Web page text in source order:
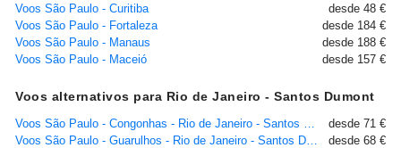
Voos São Paulo - Curitiba
desde 48 €
Voos São Paulo - Fortaleza
desde 184 €
Voos São Paulo - Manaus
desde 188 €
Voos São Paulo - Maceió
desde 157 €
Voos alternativos para Rio de Janeiro - Santos Dumont
desde 71 €
desde 68 €